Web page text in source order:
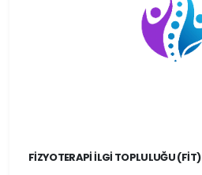
FIZYOTERAPI İLGI TOPLULUĞU (FİT)